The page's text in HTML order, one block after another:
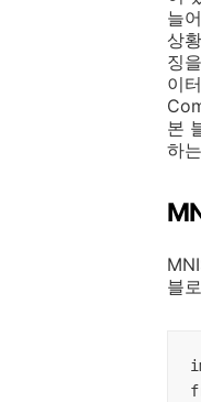
늘
상
징
이
본
하
블